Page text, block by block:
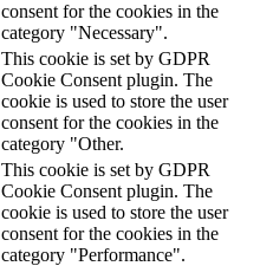
consent for the cookies in the
category "Necessary".
This cookie is set by GDPR
Cookie Consent plugin. The
cookie is used to store the user
consent for the cookies in the
category "Other.
This cookie is set by GDPR
Cookie Consent plugin. The
cookie is used to store the user
consent for the cookies in the
category "Performance".